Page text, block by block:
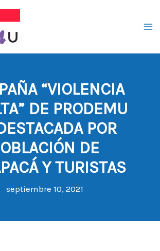
“VIOLENCIA
DE PRODEMU
POR
DE
Y TURISTAS
septiembre 10, 2021